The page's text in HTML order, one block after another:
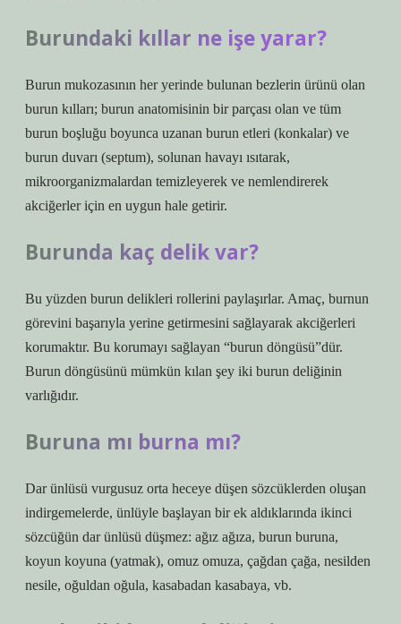
Burundaki kıllar ne işe yarar?
Burun mukozasının her yerinde bulunan bezlerin ürünü olan
burun kılları; burun anatomisinin bir parçası olan ve tüm
burun boşluğu boyunca uzanan burun etleri (konkalar) ve
burun duvarı (septum), solunan havayı ısıtarak,
mikroorganizmalardan temizleyerek ve nemlendirerek
akciğerler için en uygun hale getirir.
Burunda kaç delik var?
Bu yüzden burun delikleri rollerini paylaşırlar. Amaç, burnun
görevini başarıyla yerine getirmesini sağlayarak akciğerleri
korumaktır. Bu korumayı sağlayan “burun döngüsü”dür.
Burun döngüsünü mümkün kılan şey iki burun deliğinin
varlığıdır.
Buruna mı burna mı?
Dar ünlüsü vurgusuz orta heceye düşen sözcüklerden oluşan
indirgemelerde, ünlüyle başlayan bir ek aldıklarında ikinci
sözcüğün dar ünlüsü düşmez: ağız ağıza, burun buruna,
koyun koyuna (yatmak), omuz omuza, çağdan çağa, nesilden
nesile, oğuldan oğula, kasabadan kasabaya, vb.